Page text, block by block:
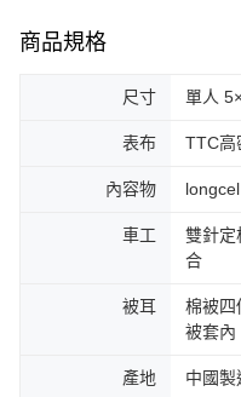
商品規格
尺寸 單人
表布 TTC高
內容物
車工
雙針定
合
被耳
棉被四
被套內
產地 中國製